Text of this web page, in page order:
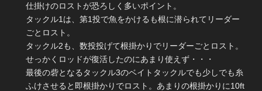
仕掛けのロストが恐ろしく多いポイント。
タックル1は、第1投で魚をかけるも根に潜られてリーダー
ごとロスト。
タックル2も、数投投げて根掛かりでリーダーごとロスト。
せっかくロッドが復活したのにあまり使えず・・・
最後の砦となるタックル3のベイトタックルでも少しでも糸
ふけさせると即根掛かりでロスト。あまりの根掛かりに10ft